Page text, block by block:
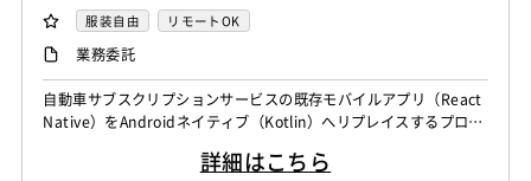
フロントエンドエンジニア
服装自由 リモートOK
業務委託
自動車サブスクリプションサービスの既存モバイルアプリ（React
Native）をAndroidネイティブ（Kotlin）へリプレイスするプロジ
計および開発 ・既存アプリからのリプレイス推進 ・モバイルアプ
詳細はこちら